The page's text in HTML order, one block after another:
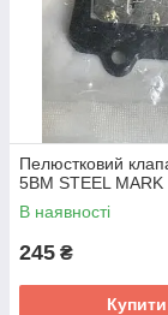
Пелюстковий
5BM STEEL MARK
В наявності
245 ₴
Купити